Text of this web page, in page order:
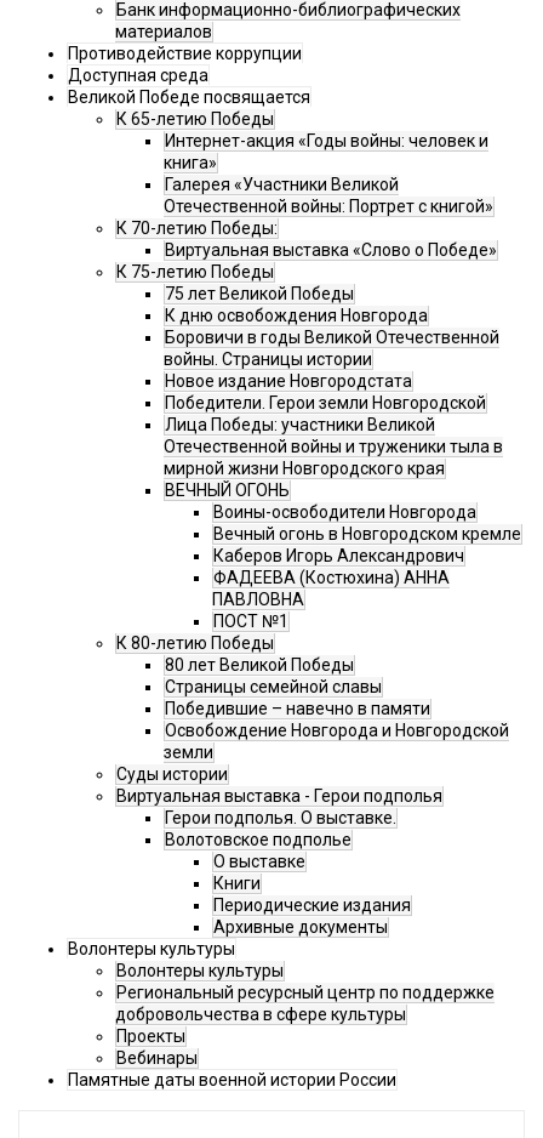
Банк информационно-библиографических
материалов
Противодействие коррупции
Доступная среда
Великой Победе посвящается
К 65-летию Победы
Интернет-акция «Годы войны: человек и
книга»
Галерея «Участники Великой
Отечественной войны: Портрет с книгой»
К 70-летию Победы:
Виртуальная выставка «Слово о Победе»
К 75-летию Победы
75 лет Великой Победы
К дню освобождения Новгорода
Боровичи в годы Великой Отечественной
войны. Страницы истории
Новое издание Новгородстата
Победители. Герои земли Новгородской
Лица Победы: участники Великой
Отечественной войны и труженики тыла в
мирной жизни Новгородского края
ВЕЧНЫЙ ОГОНЬ
Воины-освободители Новгорода
Вечный огонь в Новгородском кремле
Каберов Игорь Александрович
ФАДЕЕВА (Костюхина) АННА
ПАВЛОВНА
ПОСТ №1
К 80-летию Победы
80 лет Великой Победы
Страницы семейной славы
Победившие – навечно в памяти
Освобождение Новгорода и Новгородской
земли
Суды истории
Виртуальная выставка - Герои подполья
Герои подполья. О выставке.
Волотовское подполье
О выставке
Книги
Периодические издания
Архивные документы
Волонтеры культуры
Волонтеры культуры
Региональный ресурсный центр по поддержке
добровольчества в сфере культуры
Проекты
Вебинары
Памятные даты военной истории России